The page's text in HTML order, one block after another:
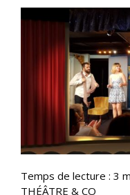
Temps de lecture : 3
THÉÂTRE & CO